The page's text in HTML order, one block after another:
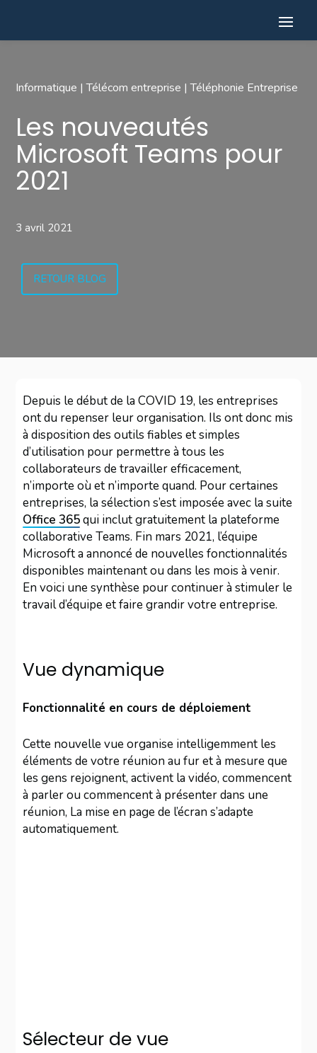
Informatique |Télécom entreprise |Téléphonie Entreprise
Les nouveautés
Microsoft Teams pour
2021
3 avril 2021
RETOUR BLOG
Depuis le début de la COVID 19, les entreprises
ont du repenser leur organisation. Ils ont donc mis
à disposition des outils fiables et simples
d’utilisation pour permettre à tous les
collaborateurs de travailler efficacement,
n’importe où et n’importe quand. Pour certaines
entreprises, la sélection s’est imposée avec la suite
Office 365qui inclut gratuitement la plateforme
collaborative Teams. Fin mars 2021, l’équipe
Microsoft a annoncé de nouvelles fonctionnalités
disponibles maintenant ou dans les mois à venir.
En voici une synthèse pour continuer à stimuler le
travail d’équipe et faire grandir votre entreprise.
Vue dynamique
Fonctionnalité en cours de déploiement
Cette nouvelle vue organise intelligemment les
éléments de votre réunion au fur et à mesure que
les gens rejoignent, activent la vidéo, commencent
à parler ou commencent à présenter dans une
réunion, La mise en page de l’écran s’adapte
automatiquement.
Sélecteur de vue